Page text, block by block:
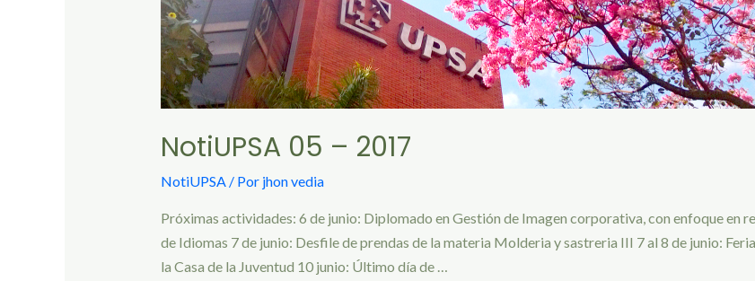
NotiUPSA 05 – 2017
NotiUPSA/ Por jhon vedia
Próximas actividades: 6 de junio: Diplomado en Gestión de Imagen corporativa, con enfoque en
de Idiomas 7 de junio: Desfile de prendas de la materia Molderia y sastreria III 7 al 8 de junio:
la Casa de la Juventud 10 junio: Último día de …